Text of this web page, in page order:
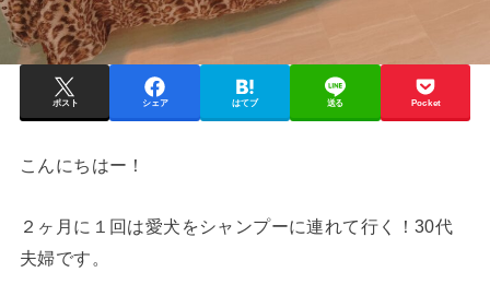
ポスト シェア はてブ 送る Pocket
こんにちはー！
２ヶ月に１回は愛犬をシャンプーに連れて行く！30代
夫婦です。